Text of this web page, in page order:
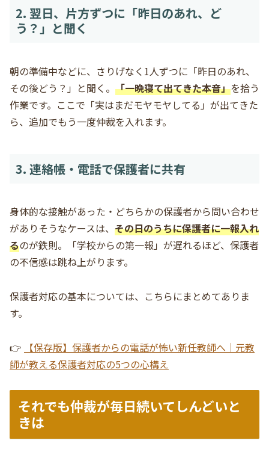
2. 翌日、片方ずつに「昨日のあれ、ど
う？」と聞く
朝の準備中などに、さりげなく1人ずつに「昨日のあれ、
その後どう？」と聞く。 「一晩寝て出てきた本音」を拾う
作業です。ここで「実はまだモヤモヤしてる」が出てきた
ら、追加でもう一度仲裁を入れます。
3. 連絡帳・電話で保護者に共有
身体的な接触があった・どちらかの保護者から問い合わせ
がありそうなケースは、 その日のうちに保護者に一報入れ
るのが鉄則。「学校からの第一報」が遅れるほど、保護者
の不信感は跳ね上がります。
保護者対応の基本については、こちらにまとめてありま
す。
👉
【保存版】保護者からの電話が怖い新任教師へ｜元教
師が教える保護者対応の5つの心構え
それでも仲裁が毎日続いてしんどいと
きは